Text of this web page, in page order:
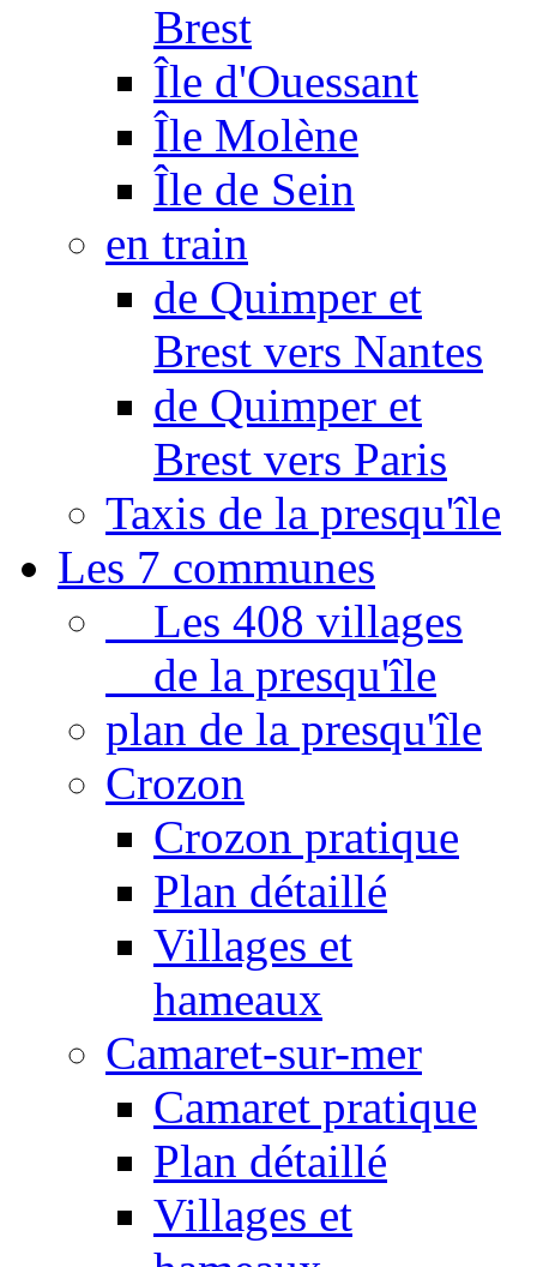
Brest
Île d'Ouessant
Île Molène
Île de Sein
en train
de Quimper et
Brest vers Nantes
de Quimper et
Brest vers Paris
Taxis de la presqu'île
Les 7 communes
Les 408 villages
de la presqu'île
plan de la presqu'île
Crozon
Crozon pratique
Plan détaillé
Villages et
hameaux
Camaret-sur-mer
Camaret pratique
Plan détaillé
Villages et